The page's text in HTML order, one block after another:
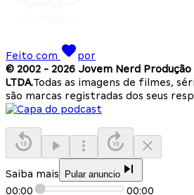
Feito com
por
© 2002 - 2026 Jovem Nerd
LTDA.Todas as imagens de filmes,
são marcas registradas dos seus
Saiba mais Pular anuncio
00:00 00:00